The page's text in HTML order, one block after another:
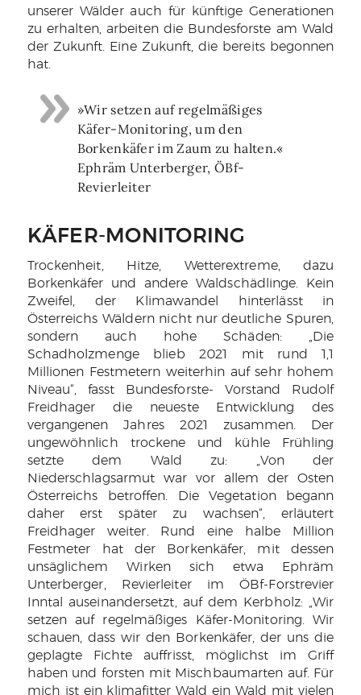
unserer Wälder auch für künftige Generationen
zu erhalten, arbeiten die Bundesforste am Wald
der Zukunft. Eine Zukunft, die bereits begonnen
hat.
»Wir setzen auf regelmäßiges
Käfer-Monitoring, um den
Borkenkäfer im Zaum zu halten.«
Ephräm Unterberger, ÖBf-
Revierleiter
KÄFER-MONITORING
Trockenheit, Hitze, Wetterextreme, dazu
Borkenkäfer und andere Waldschädlinge. Kein
Zweifel, der Klimawandel hinterlässt in
Österreichs Wäldern nicht nur deutliche Spuren,
sondern auch hohe Schäden: „Die
Schadholzmenge blieb 2021 mit rund 1,1
Millionen Festmetern weiterhin auf sehr hohem
Niveau“, fasst Bundesforste- Vorstand Rudolf
Freidhager die neueste Entwicklung des
vergangenen Jahres 2021 zusammen. Der
ungewöhnlich trockene und kühle Frühling
setzte dem Wald zu: „Von der
Niederschlagsarmut war vor allem der Osten
Österreichs betroffen. Die Vegetation begann
daher erst später zu wachsen“, erläutert
Freidhager weiter. Rund eine halbe Million
Festmeter hat der Borkenkäfer, mit dessen
unsäglichem Wirken sich etwa Ephräm
Unterberger, Revierleiter im ÖBf-Forstrevier
Inntal auseinandersetzt, auf dem Kerbholz: „Wir
setzen auf regelmäßiges Käfer-Monitoring. Wir
schauen, dass wir den Borkenkäfer, der uns die
geplagte Fichte auffrisst, möglichst im Griff
haben und forsten mit Mischbaumarten auf. Für
mich ist ein klimafitter Wald ein Wald mit vielen